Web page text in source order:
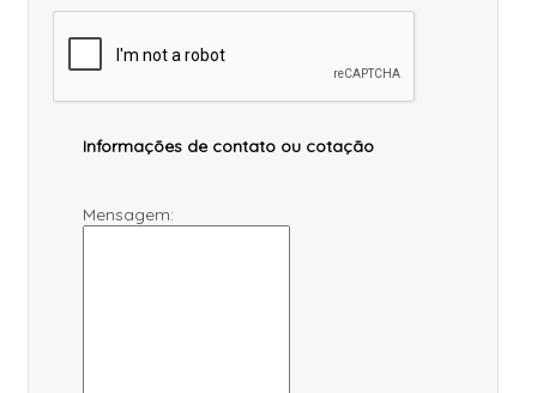
Informações de contato ou cotação
Mensagem: